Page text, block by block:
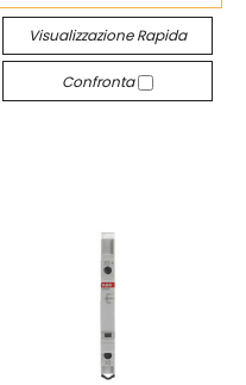
Visualizzazione Rapida
Confronta